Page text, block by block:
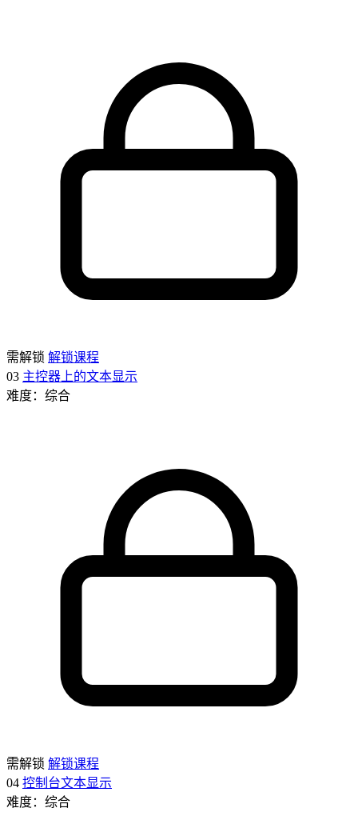
需解锁 解锁课程
03 主控器上的文本显示
难度：综合
需解锁 解锁课程
04 控制台文本显示
难度：综合